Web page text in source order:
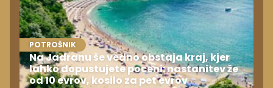
POTROŠNIK
Na Jadranu še vedno obstaja kraj, kjer
lahko dopustujete poceni: nastanitev že
od 10 evrov, kosilo za pet evrov